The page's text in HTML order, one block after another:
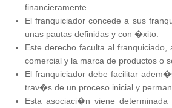
financieramente.
El franquiciador concede a sus
unas pautas definidas y con �xito.
Este derecho faculta al
comercial y la marca de productos o
El franquiciador debe facilitar
trav�s de un proceso inicial y
Esta asociaci�n viene